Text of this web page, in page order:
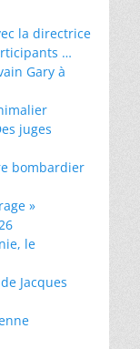
la directrice
…
Gary à
juges
bombardier
»
le
Jacques